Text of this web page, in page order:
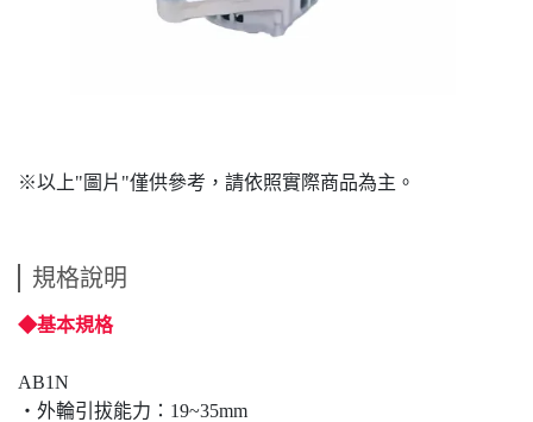
※以上"圖片"僅供參考，請依照實際商品為主。
規格說明
◆基本規格
AB1N
‧外輪引拔能力：19~35mm